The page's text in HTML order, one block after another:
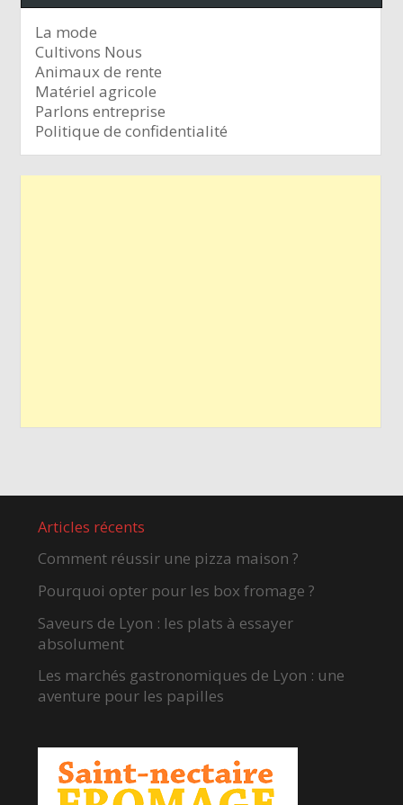
La mode
Cultivons Nous
Animaux de rente
Matériel agricole
Parlons entreprise
Politique de confidentialité
Articles récents
Comment réussir une pizza maison ?
Pourquoi opter pour les box fromage ?
Saveurs de Lyon : les plats à essayer
absolument
Les marchés gastronomiques de Lyon : une
aventure pour les papilles